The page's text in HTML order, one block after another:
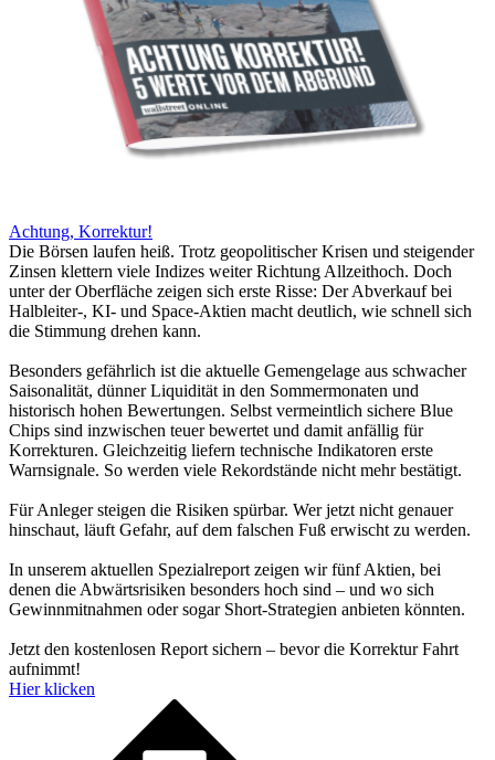
Achtung, Korrektur!
Die Börsen laufen heiß. Trotz geopolitischer Krisen und steigender
Zinsen klettern viele Indizes weiter Richtung Allzeithoch. Doch
unter der Oberfläche zeigen sich erste Risse: Der Abverkauf bei
Halbleiter-, KI- und Space-Aktien macht deutlich, wie schnell sich
die Stimmung drehen kann.
Besonders gefährlich ist die aktuelle Gemengelage aus schwacher
Saisonalität, dünner Liquidität in den Sommermonaten und
historisch hohen Bewertungen. Selbst vermeintlich sichere Blue
Chips sind inzwischen teuer bewertet und damit anfällig für
Korrekturen. Gleichzeitig liefern technische Indikatoren erste
Warnsignale. So werden viele Rekordstände nicht mehr bestätigt.
Für Anleger steigen die Risiken spürbar. Wer jetzt nicht genauer
hinschaut, läuft Gefahr, auf dem falschen Fuß erwischt zu werden.
In unserem aktuellen Spezialreport zeigen wir fünf Aktien, bei
denen die Abwärtsrisiken besonders hoch sind – und wo sich
Gewinnmitnahmen oder sogar Short-Strategien anbieten könnten.
Jetzt den kostenlosen Report sichern – bevor die Korrektur Fahrt
aufnimmt!
Hier klicken